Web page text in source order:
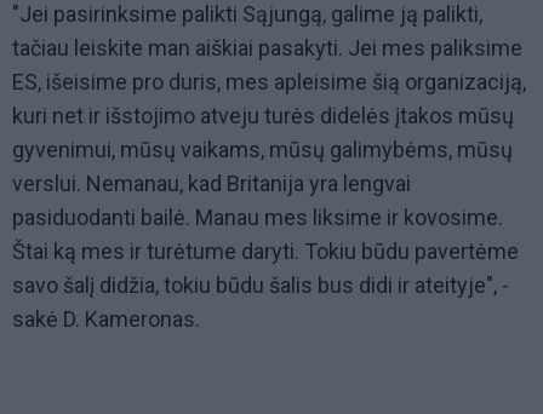
"Jei pasirinksime palikti Sąjungą, galime ją palikti,
tačiau leiskite man aiškiai pasakyti. Jei mes paliksime
ES, išeisime pro duris, mes apleisime šią organizaciją,
kuri net ir išstojimo atveju turės didelės įtakos mūsų
gyvenimui, mūsų vaikams, mūsų galimybėms, mūsų
verslui. Nemanau, kad Britanija yra lengvai
pasiduodanti bailė. Manau mes liksime ir kovosime.
Štai ką mes ir turėtume daryti. Tokiu būdu pavertėme
savo šalį didžia, tokiu būdu šalis bus didi ir ateityje", -
sakė D. Kameronas.